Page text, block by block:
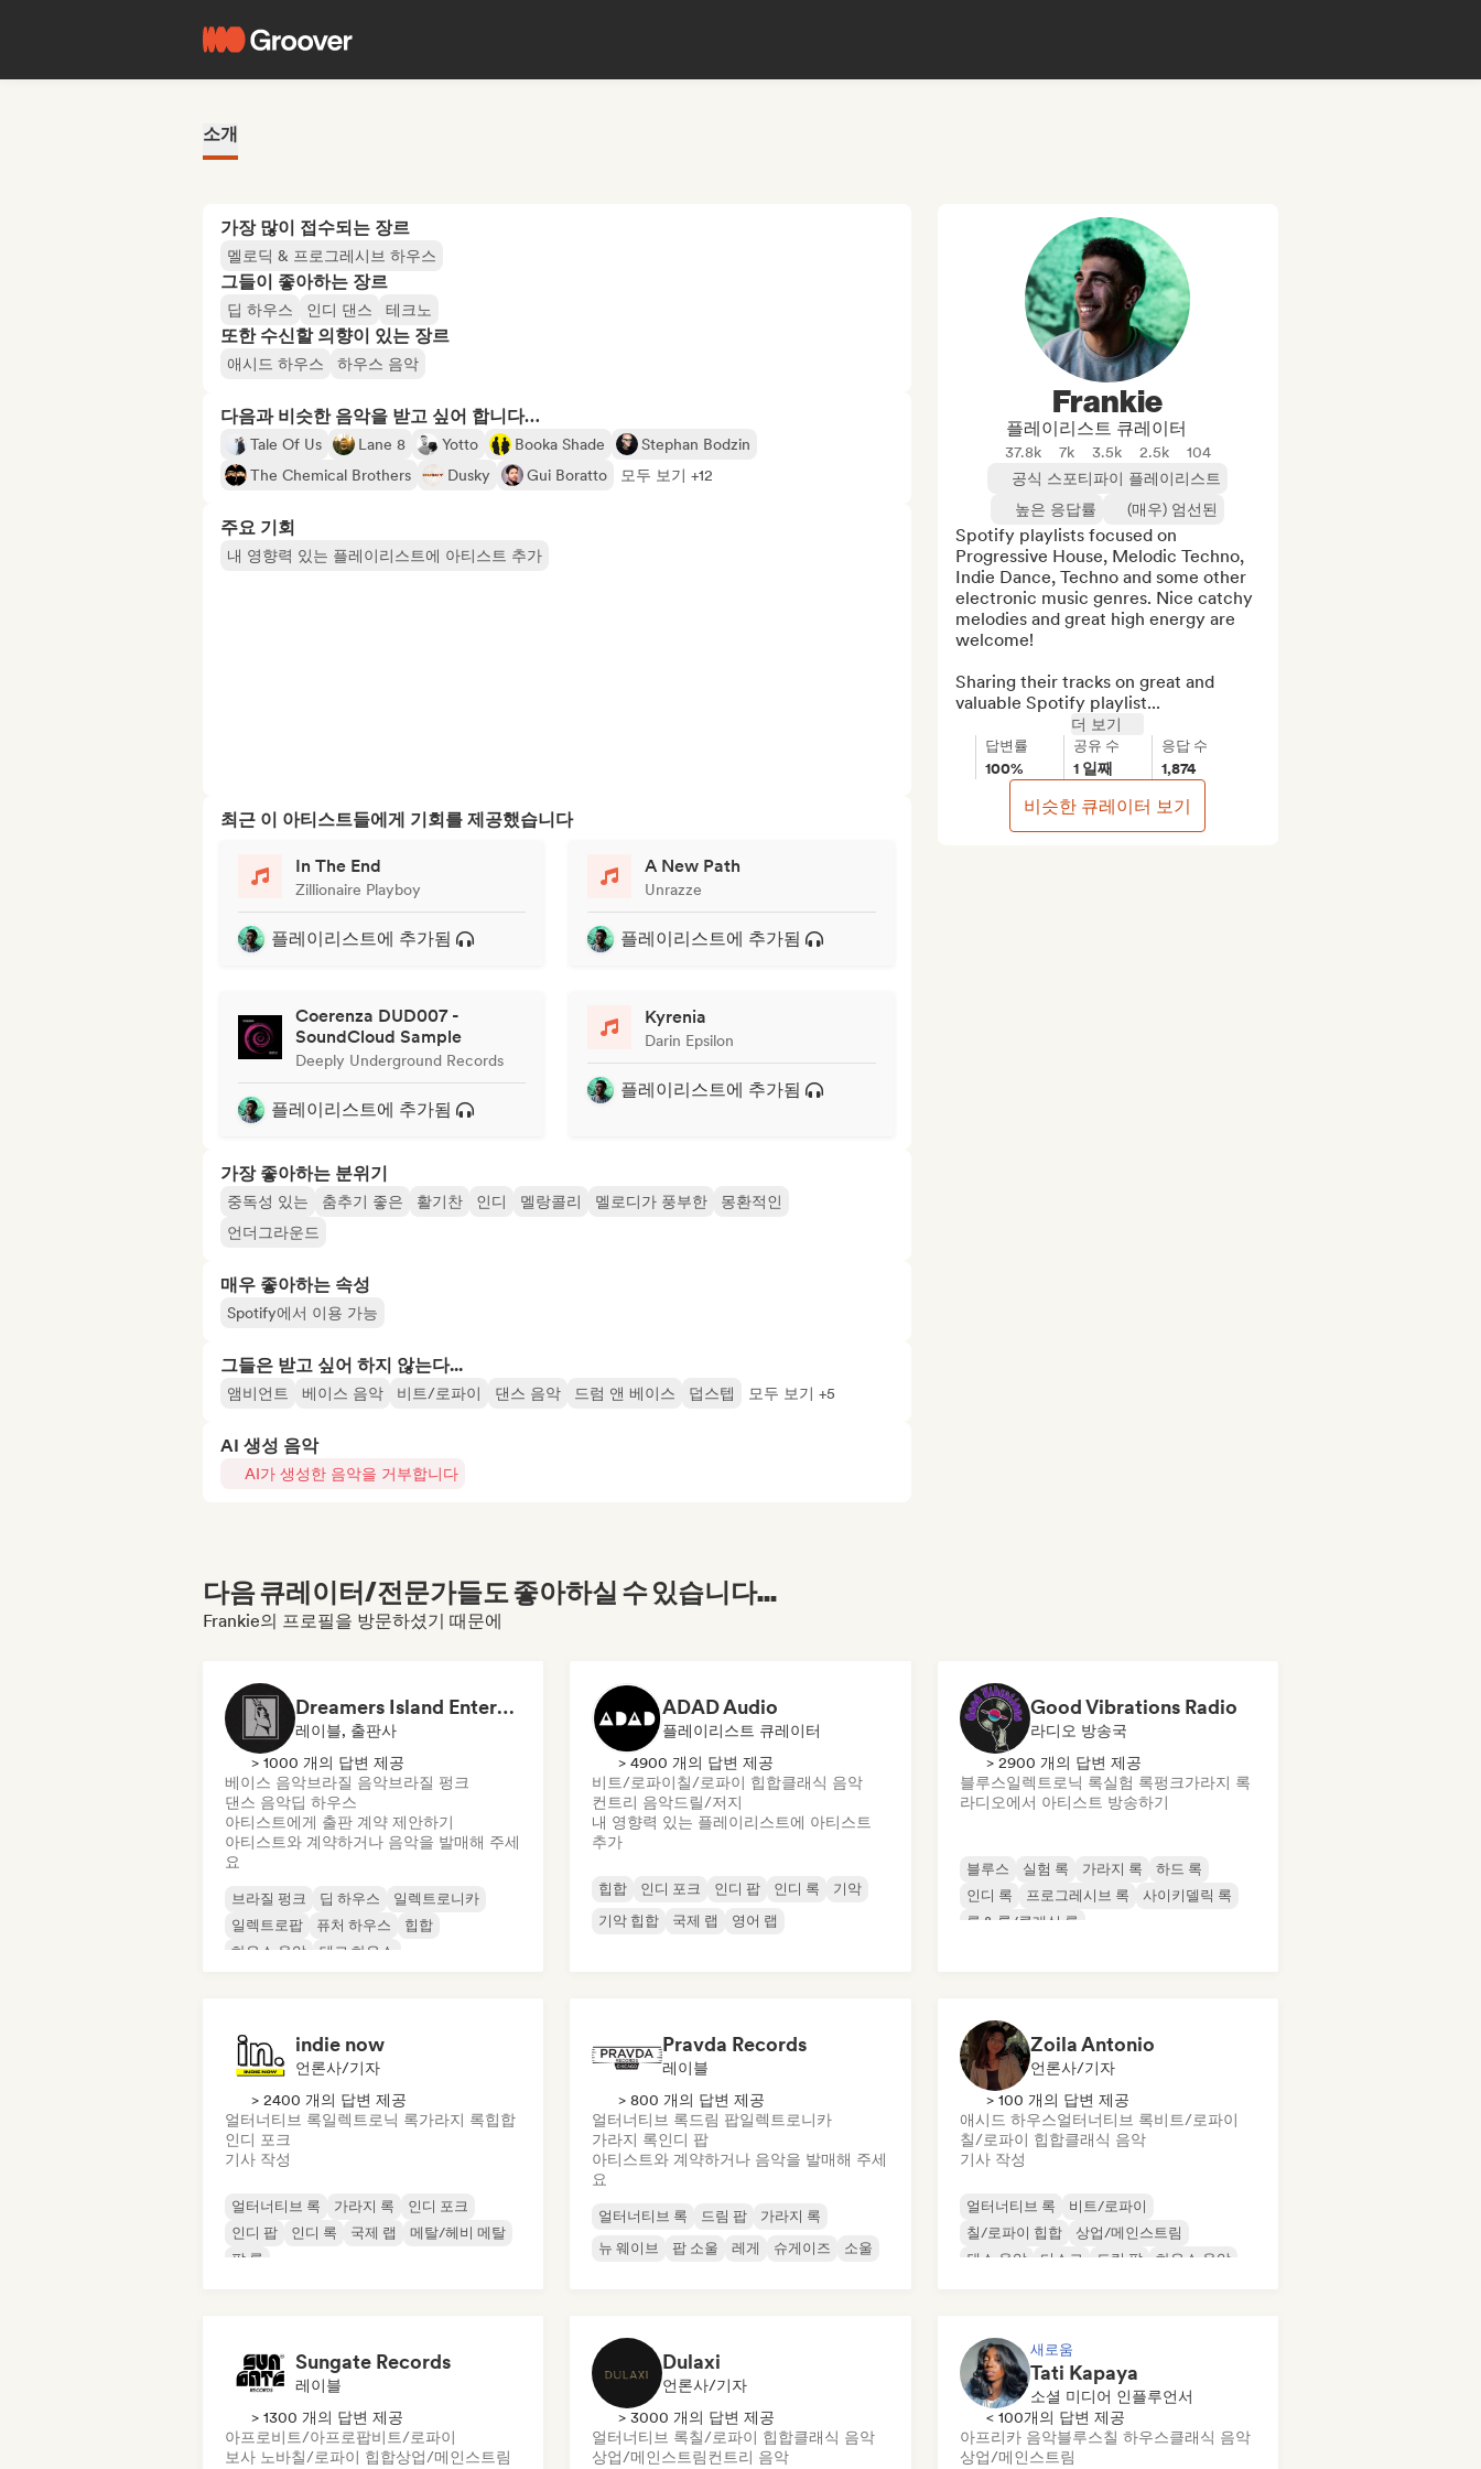
소개
가장 많이 접수되는 장르
멜로딕 & 프로그레시브 하우스
그들이 좋아하는 장르
딥 하우스 인디 댄스 테크노
또한 수신할 의향이 있는 장르
애시드 하우스 하우스 음악
다음과 비슷한 음악을 받고 싶어 합니다…
Tale Of Us Lane 8 Yotto Booka Shade
Stephan Bodzin
The Chemical Brothers
Dusky Gui Boratto 모두 보기 +12
주요 기회
내 영향력 있는 플레이리스트에 아티스트 추가
최근 이 아티스트들에게 기회를 제공했습니다
In The End
Zillionaire Playboy
플레이리스트에 추가됨
A New Path
Unrazze
플레이리스트에 추가됨
Coerenza DUD007 -
SoundCloud Sample
Deeply Underground Records
플레이리스트에 추가됨
Kyrenia
Darin Epsilon
플레이리스트에 추가됨
가장 좋아하는 분위기
중독성 있는 춤추기 좋은 활기찬 인디 멜랑콜리 멜로디가 풍부한
몽환적인
언더그라운드
매우 좋아하는 속성
Spotify에서 이용 가능
그들은 받고 싶어 하지 않는다...
앰비언트 베이스 음악 비트/로파이 댄스 음악 드럼 앤 베이스 덥스텝 모두 보기 +5
AI 생성 음악
AI가 생성한 음악을 거부합니다
Frankie
플레이리스트 큐레이터
37.8k 7k 3.5k 2.5k
104
공식 스포티파이 플레이리스트
높은 응답률
(매우) 엄선된
Spotify playlists focused on
Progressive House, Melodic Techno,
Indie Dance, Techno and some other
electronic music genres. Nice catchy
melodies and great high energy are
welcome!
Sharing their tracks on great and
valuable Spotify playlist...
더 보기
답변률
100%
공유 수
1 일째
응답 수
1,874
비슷한 큐레이터 보기
다음 큐레이터/전문가들도 좋아하실 수 있습니다...
Frankie의 프로필을 방문하셨기 때문에
Dreamers Island Entertainment
레이블, 출판사
> 1000 개의 답변 제공
베이스 음악브라질 음악브라질 펑크
댄스 음악딥 하우스
아티스트에게 출판 계약 제안하기
아티스트와 계약하거나 음악을 발매해 주세
요
브라질 펑크 딥 하우스
일렉트로니카
일렉트로팝
퓨처 하우스
힙합
하우스 음악
테크 하우스
ADAD Audio
플레이리스트 큐레이터
> 4900 개의 답변 제공
비트/로파이칠/로파이 힙합클래식 음악
컨트리 음악드릴/저지
내 영향력 있는 플레이리스트에 아티스트
추가
힙합 인디 포크 인디 팝 인디 록
기악
기악 힙합
국제 랩 영어 랩
Good Vibrations Radio
라디오 방송국
> 2900 개의 답변 제공
블루스일렉트로닉 록실험 록펑크가라지 록
라디오에서 아티스트 방송하기
블루스 실험 록 가라지 록
하드 록
인디 록
프로그레시브 록
사이키델릭 록
록 & 롤/클래식 록
indie now
언론사/기자
> 2400 개의 답변 제공
얼터너티브 록일렉트로닉 록가라지 록힙합
인디 포크
기사 작성
얼터너티브 록 가라지 록
인디 포크
인디 팝
인디 록 국제 랩
메탈/헤비 메탈
팝 록
Pravda Records
레이블
> 800 개의 답변 제공
얼터너티브 록드림 팝일렉트로니카
가라지 록인디 팝
아티스트와 계약하거나 음악을 발매해 주세
요
얼터너티브 록 드림 팝
가라지 록
뉴 웨이브
팝 소울 레게 슈게이즈 소울
Zoila Antonio
언론사/기자
> 100 개의 답변 제공
애시드 하우스얼터너티브 록비트/로파이
칠/로파이 힙합클래식 음악
기사 작성
얼터너티브 록
비트/로파이
칠/로파이 힙합
상업/메인스트림
댄스 음악
디스코 드림 팝 하우스 음악
Sungate Records
레이블
> 1300 개의 답변 제공
아프로비트/아프로팝비트/로파이
보사 노바칠/로파이 힙합상업/메인스트림
Dulaxi
언론사/기자
> 3000 개의 답변 제공
얼터너티브 록칠/로파이 힙합클래식 음악
상업/메인스트림컨트리 음악
새로움
Tati Kapaya
소셜 미디어 인플루언서
< 100개의 답변 제공
아프리카 음악블루스칠 하우스클래식 음악
상업/메인스트림